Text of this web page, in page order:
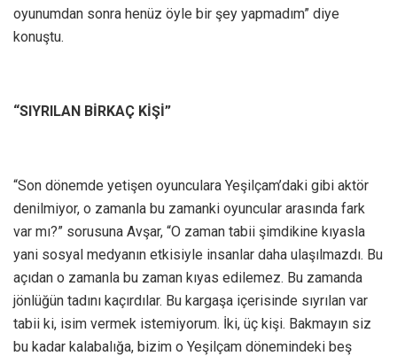
oyunumdan sonra henüz öyle bir şey yapmadım” diye
konuştu.
“SIYRILAN BİRKAÇ KİŞİ”
“Son dönemde yetişen oyunculara Yeşilçam’daki gibi aktör
denilmiyor, o zamanla bu zamanki oyuncular arasında fark
var mı?” sorusuna Avşar, “O zaman tabii şimdikine kıyasla
yani sosyal medyanın etkisiyle insanlar daha ulaşılmazdı. Bu
açıdan o zamanla bu zaman kıyas edilemez. Bu zamanda
jönlüğün tadını kaçırdılar. Bu kargaşa içerisinde sıyrılan var
tabii ki, isim vermek istemiyorum. İki, üç kişi. Bakmayın siz
bu kadar kalabalığa, bizim o Yeşilçam dönemindeki beş